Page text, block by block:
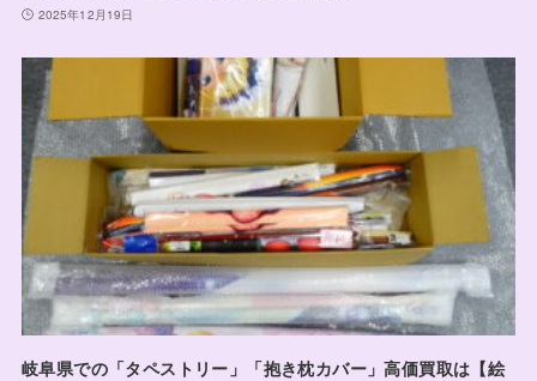
2025年12月19日
岐阜県での「タペストリー」「抱き枕カバー」高価買取は【絵